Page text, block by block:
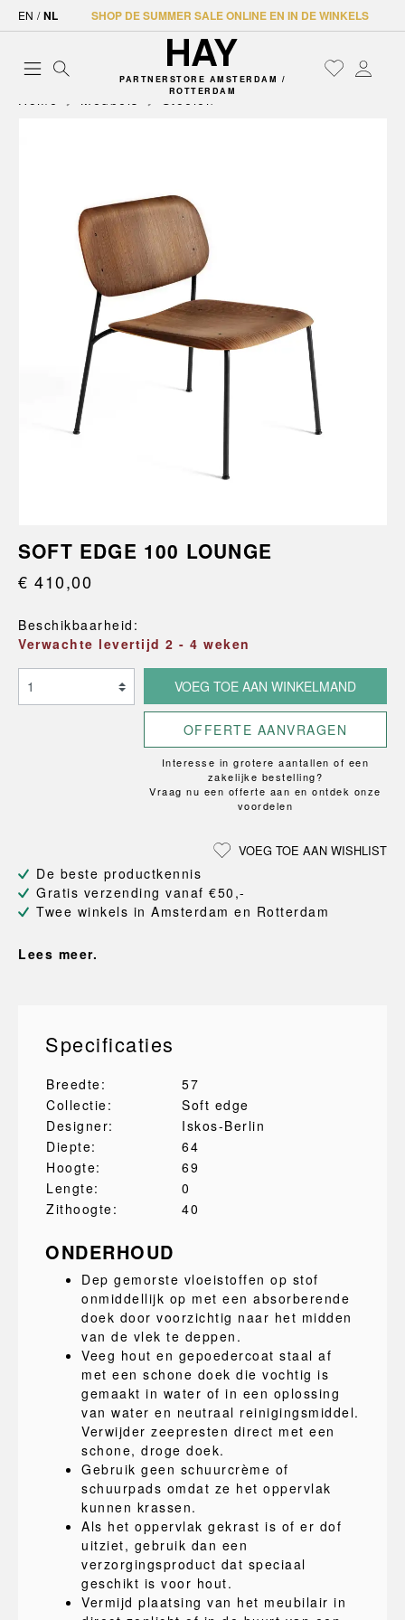
EN / NL SHOP DE SUMMER SALE ONLINE EN IN DE WINKELS
PARTNERSTORE AMSTERDAM /
ROTTERDAM
Home Meubels Stoelen
SOFT EDGE 100 LOUNGE
€ 410,00
Beschikbaarheid:
Verwachte levertijd 2 - 4 weken
VOEG TOE AAN WINKELMAND
OFFERTE AANVRAGEN
Interesse in grotere aantallen of een
zakelijke bestelling?
Vraag nu een offerte aan en ontdek onze
voordelen
VOEG TOE AAN WISHLIST
De beste productkennis
Gratis verzending vanaf €50,-
Twee winkels in Amsterdam en Rotterdam
Lees meer.
Specificaties
Breedte:
57
Collectie:
Soft edge
Designer:
Iskos-Berlin
Diepte:
64
Hoogte:
69
Lengte:
0
Zithoogte:
40
ONDERHOUD
Dep gemorste vloeistoffen op stof
onmiddellijk op met een absorberende
doek door voorzichtig naar het midden
van de vlek te deppen.
Veeg hout en gepoedercoat staal af
met een schone doek die vochtig is
gemaakt in water of in een oplossing
van water en neutraal reinigingsmiddel.
Verwijder zeepresten direct met een
schone, droge doek.
Gebruik geen schuurcrème of
schuurpads omdat ze het oppervlak
kunnen krassen.
Als het oppervlak gekrast is of er dof
uitziet, gebruik dan een
verzorgingsproduct dat speciaal
geschikt is voor hout.
Vermijd plaatsing van het meubilair in